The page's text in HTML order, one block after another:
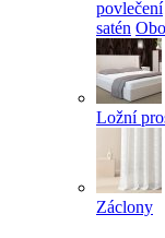
povlečení
satén
Ložní
Záclony